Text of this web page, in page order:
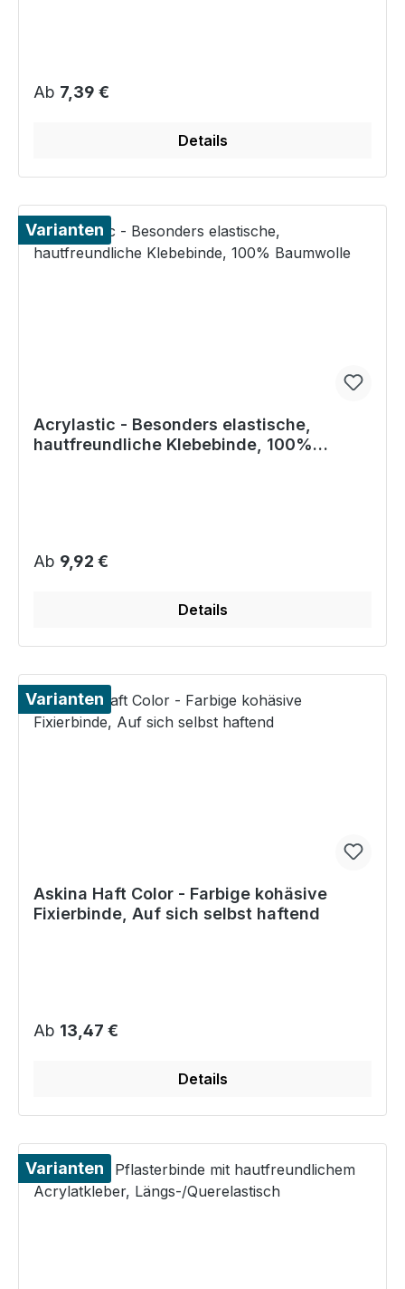
Regulärer Preis:
Ab 7,39 €
Details
Varianten
Acrylastic - Besonders elastische,
hautfreundliche Klebebinde, 100%
Regulärer Preis:
Ab 9,92 €
Details
Varianten
Askina Haft Color - Farbige kohäsive
Fixierbinde, Auf sich selbst haftend
Regulärer Preis:
Ab 13,47 €
Details
Varianten